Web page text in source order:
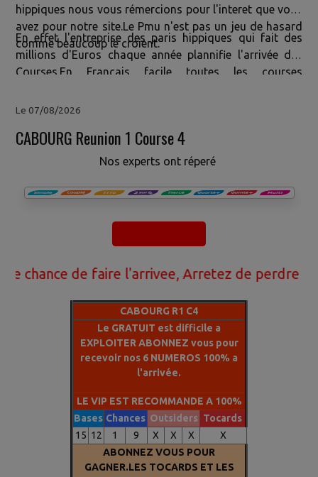
hippiques nous vous rémercions pour l'interet que vous
avez pour notre site.Le Pmu n'est pas un jeu de hasard
comme beaucoup le croient.
En effet l'entreprise des paris hippiques qui fait des
millions d'Euros chaque année plannifie l'arrivée des
Courses.En Francais facile toutes les courses
pourquoi depuis plusieurs années vous jouez et vous ne
Vous.Comme vous nous avons cherché depuis plus de
10 ans une formule capable d'anticiper leur
lesROBOTS (IA) ET NOS STATISTIQUES DES ARRIVEES
va vous aider a gagner.Ne perdez plus votre argent avec
le PMU.Nous faisons des millionnaires chaque
GAGNANTS
Le 07/08/2026
CABOURG Reunion 1 Course 4
Nos experts ont réperé
de faire l'arrivee, Arretez de perdre
CABOURG R1 C4
Le GRATUIT est difficile a
EXPLOITER ABONNEZ vous pour
recevoir nos 6 NUMEROS 100% a
l'arrivée.
LE VIP EST RECOMMANDE A 100%
Bases Chances Outsiders Tocards
15 12 1 9 X X X
X
ABONNEZ VOUS POUR
GAGNER.LES TOCARDS ET LES